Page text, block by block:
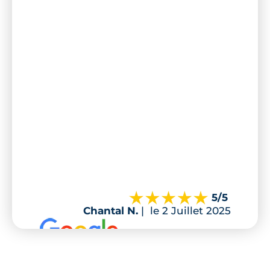
5/5
Chantal N. | le 2 Juillet 2025